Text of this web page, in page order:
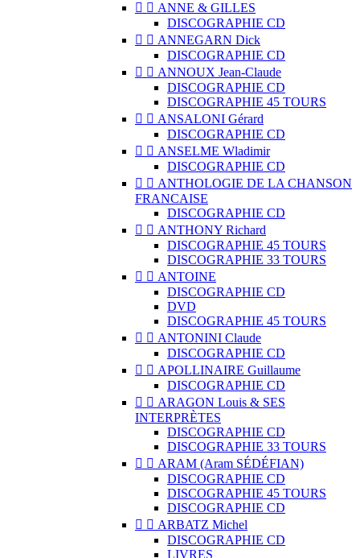
  ANNE & GILLES
DISCOGRAPHIE CD
  ANNEGARN Dick
DISCOGRAPHIE CD
  ANNOUX Jean-Claude
DISCOGRAPHIE CD
DISCOGRAPHIE 45 TOURS
  ANSALONI Gérard
DISCOGRAPHIE CD
  ANSELME Wladimir
DISCOGRAPHIE CD
  ANTHOLOGIE DE LA CHANSON
FRANCAISE
DISCOGRAPHIE CD
  ANTHONY Richard
DISCOGRAPHIE 45 TOURS
DISCOGRAPHIE 33 TOURS
  ANTOINE
DISCOGRAPHIE CD
DVD
DISCOGRAPHIE 45 TOURS
  ANTONINI Claude
DISCOGRAPHIE CD
  APOLLINAIRE Guillaume
DISCOGRAPHIE CD
  ARAGON Louis & SES
INTERPRÈTES
DISCOGRAPHIE CD
DISCOGRAPHIE 33 TOURS
  ARAM (Aram SÉDÉFIAN)
DISCOGRAPHIE CD
DISCOGRAPHIE 45 TOURS
DISCOGRAPHIE CD
  ARBATZ Michel
DISCOGRAPHIE CD
LIVRES